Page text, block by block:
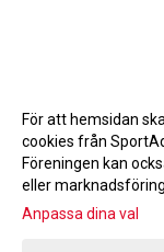
För att hemsidan
cookies från
Föreningen kan
eller
Anpassa dina val